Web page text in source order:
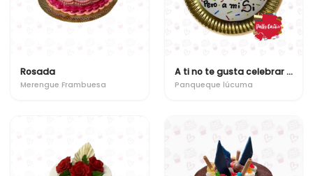
Rosada
Merengue Frambuesa
A ti no te gusta celebrar pero a mi si
Panqueque lúcuma